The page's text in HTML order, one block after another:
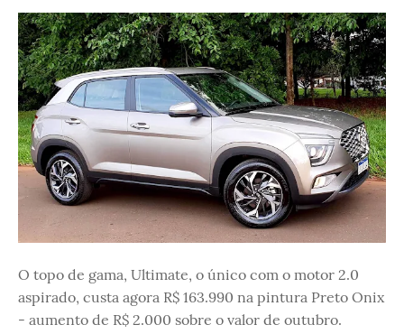
O topo de gama, Ultimate, o único com o motor 2.0
aspirado, custa agora R$ 163.990 na pintura Preto Onix
- aumento de R$ 2.000 sobre o valor de outubro.